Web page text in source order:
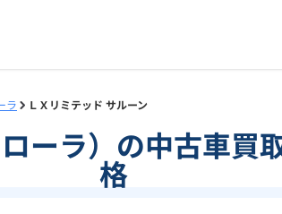
ラ ＬＸリミテッド サルーン
ーラ）の中古車買
格